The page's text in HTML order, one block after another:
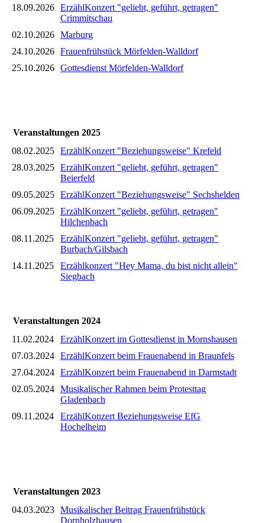
18.09.2026 ErzählKonzert "geliebt, geführt, getragen"
Crimmitschau
02.10.2026 Marburg
24.10.2026 Frauenfrühstück Mörfelden-Walldorf
25.10.2026 Gottesdienst Mörfelden-Walldorf
Veranstaltungen 2025
08.02.2025 ErzählKonzert "Beziehungsweise" Krefeld
28.03.2025 ErzählKonzert "geliebt, geführt, getragen"
Beierfeld
09.05.2025 ErzählKonzert "Beziehungsweise" Sechshelden
06.09.2025 ErzählKonzert "geliebt, geführt, getragen"
Hilchenbach
08.11.2025
ErzählKonzert "geliebt, geführt, getragen"
Burbach/Gilsbach
14.11.2025
Erzählkonzert "Hey Mama, du bist nicht allein"
Siegbach
Veranstaltungen 2024
11.02.2024
ErzählKonzert im Gottesdienst in Mornshausen
07.03.2024 ErzählKonzert beim Frauenabend in Braunfels
27.04.2024 ErzählKonzert beim Frauenabend in Darmstadt
02.05.2024 Musikalischer Rahmen beim Protesttag
Gladenbach
09.11.2024
ErzählKonzert Beziehungsweise EfG
Hochelheim
Veranstaltungen 2023
04.03.2023 Musikalischer Beitrag Frauenfrühstück
Dornholzhausen